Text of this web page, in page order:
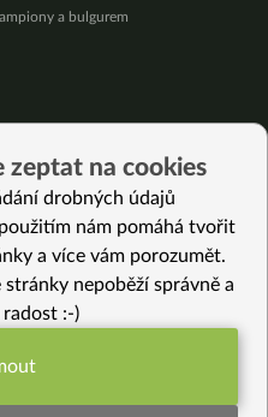
a bulgurem
zeptat na cookies
drobných údajů
nám pomáhá tvořit
a více vám porozumět.
nepoběží správně a
:-)
(vždy